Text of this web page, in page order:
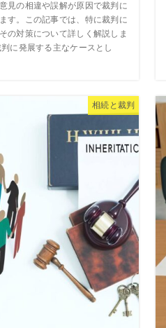
見の相違や誤解が原因で裁判に
す。この記事では、特に裁判に
の対策について詳しく解説しま
に発展する主なケースとし
相続と裁判